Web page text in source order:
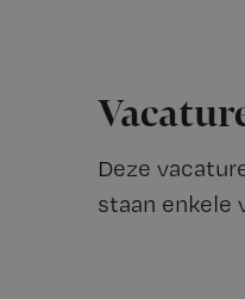
Deze
staan enkele